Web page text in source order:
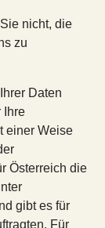
nicht, die
zu
Daten
Ihre
einer Weise
Österreich die
gibt es für
Für